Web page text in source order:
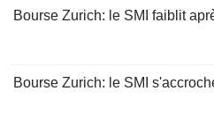
Bourse Zurich: le SMI faiblit
Bourse Zurich: le SMI